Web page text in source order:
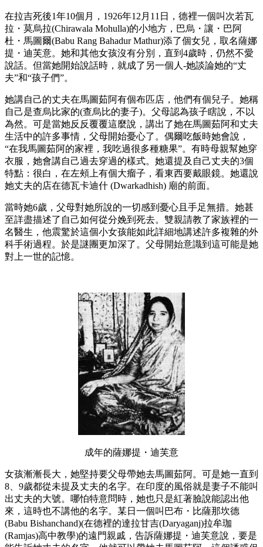
在拉吉死後1年10個月，1926年12月11日，德裡一個叫次若瓦
拉・莫烏拉(Chirawala Mohulla)的小地方，巴烏・讓・巴阿
杜・馬圖爾(Babu Rang Bahadur Mathur)添了個女兒，取名薩娜
提・迪芙意。她和其他女孩沒有分別，直到4歲時，仍然不愛
說話。但當她開始說話時，就成了另一個人-她談論她的“丈
夫”和“孩子們”。
她講自己的丈夫在馬圖茹阿有個布匹店，他們有個兒子。她稱
自己是查烏比家的(查烏比的妻子)。父母認為孩子瞎說，不以
為然。可是當她反反覆覆這麼說，講出了她在馬圖茹阿和丈夫
生活中的許多事情，父母開始憂心了。偶爾吃飯時她會說，
“在我馬圖茹阿的家裡，我吃過很多種糖果”。有時母親幫她穿
衣服，她會講自己過去穿過的樣式。她還提及自己丈夫的3個
特點：很白，在左頰上有個大瘤子，看東西要戴眼鏡。她還說
她丈夫的店在德瓦卡迪什 (Dwarkadhish) 廟的前面。
當時她6歲，父母對她所說的一切感到憂心且手足無措。她甚
至詳盡描述了自己如何從分娩到死去。雙親請教了家族裡的一
名醫生，他震驚於這個小女孩能如此詳細地講述許多複雜的外
科手術過程。於是謎團更加深了。父母開始意識到這可能是她
對上一世的記憶。
成年的薩娜提・迪芙意
女孩漸漸長大，她堅持要父母帶她去馬圖茹阿。可是她一直到
8、9歲都從未提及丈夫的名字。在印度的風俗就是妻子不能叫
出丈夫的大號。哪怕特意問時，她也只是紅著臉說能認出他
來，這時也不講他的名字。某日一個叫巴布・比薩那坎德
(Babu Bishanchand)(在德裡的達拉甘吉(Daryaganj)拉牟珈
(Ramjas)高中教學)的遠門親戚，告訴薩娜提・迪芙意說，要是